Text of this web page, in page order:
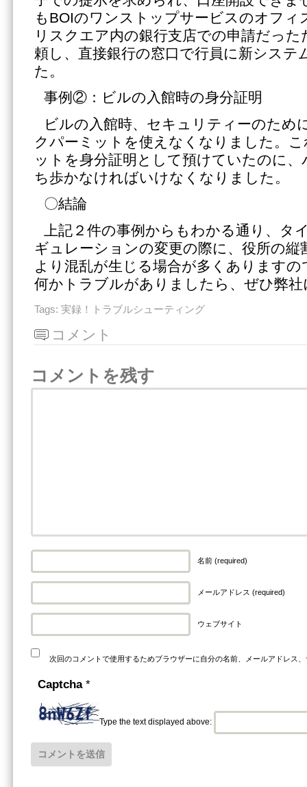
もBOIのワンストップサービスのオフィ
リスクエア内の銀行支店での申請だっ
頼し、直接銀行の窓口で行員に新システ
た。
事例②：ビルの入館時の身分証明
ビルの入館時、セキュリティーのため
クパーミットを使えなくなりました。
ットを身分証明として預けていたのに
ち歩かなければいけなくなりました。
〇結論
上記２件の事例からもわかる通り、タ
ギュレーションの変更の際に、役所の縦
より混乱が生じる場合が多くありますの
何かトラブルがありましたら、ぜひ弊
Tags: 実録！トラブルシューティング
コメント
コメントを残す
名前 (required)
メールアドレス (required)
ウェブサイト
次回のコメントで使用するためブラウザーに自分の名前、メールアドレス
Captcha *
Type the text displayed above: